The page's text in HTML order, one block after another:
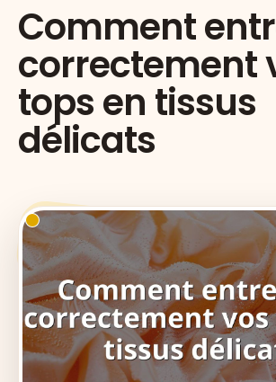
Comment
correctement
tops en tissus
délicats